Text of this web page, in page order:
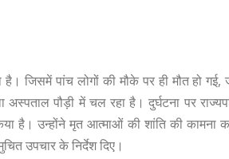
है। जिसमें पांच लोगों की मौके पर ही मौत हो
पौड़ी में चल रहा है। दुर्घटना पर
है। उन्होंने मृत आत्माओं की शांति की कामना
उपचार के निर्देश दिए।